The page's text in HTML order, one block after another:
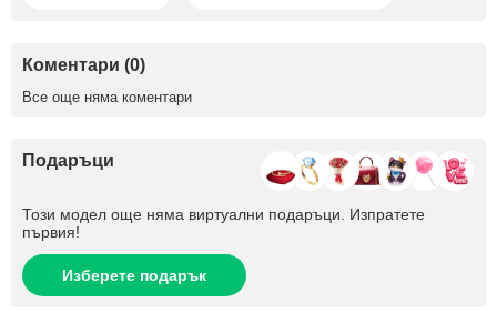
Коментари (0)
Все още няма коментари
Подаръци
Този модел още няма виртуални подаръци. Изпратете
първия!
Изберете подарък